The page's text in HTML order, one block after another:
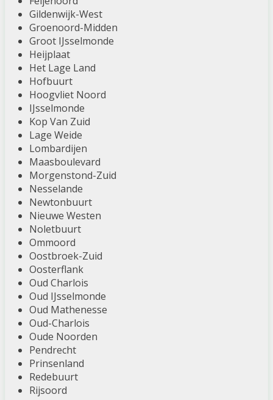
Gildenwijk-West
Groenoord-Midden
Groot IJsselmonde
Heijplaat
Het Lage Land
Hofbuurt
Hoogvliet Noord
IJsselmonde
Kop Van Zuid
Lage Weide
Lombardijen
Maasboulevard
Morgenstond-Zuid
Nesselande
Newtonbuurt
Nieuwe Westen
Noletbuurt
Ommoord
Oostbroek-Zuid
Oosterflank
Oud Charlois
Oud IJsselmonde
Oud Mathenesse
Oud-Charlois
Oude Noorden
Pendrecht
Prinsenland
Redebuurt
Rijsoord